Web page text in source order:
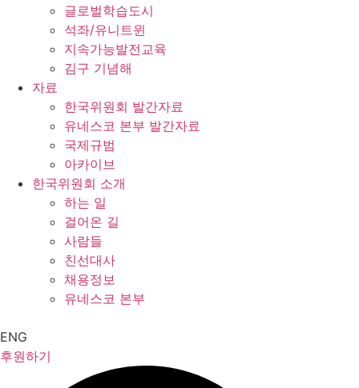
글로벌학습도시
석좌/유니트윈
지속가능발전교육
김구 기념해
자료
한국위원회 발간자료
유네스코 본부 발간자료
국제규범
아카이브
한국위원회 소개
하는 일
걸어온 길
사람들
친선대사
채용정보
유네스코 본부
ENG
후원하기